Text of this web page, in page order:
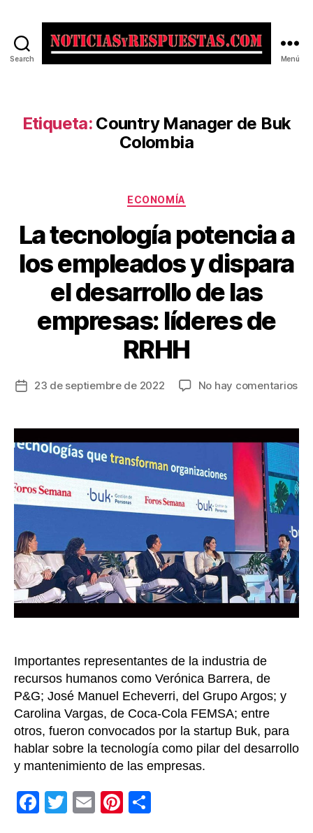
Search Menú
Etiqueta: Country Manager de Buk
Colombia
Categorías
ECONOMÍA
La tecnología potencia a
los empleados y dispara
el desarrollo de las
empresas: líderes de
RRHH
Fecha
entrada
23 de septiembre de 2022 No hay comentariosen
a
los
y
de
de
Importantes representantes de la industria de
recursos humanos como Verónica Barrera, de
P&G; José Manuel Echeverri, del Grupo Argos; y
Carolina Vargas, de Coca-Cola FEMSA; entre
otros, fueron convocados por la startup Buk, para
hablar sobre la tecnología como pilar del desarrollo
y mantenimiento de las empresas.
F
T
E
Pi